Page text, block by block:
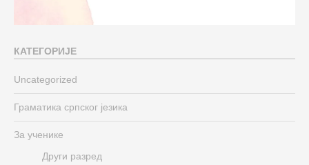
КАТЕГОРИЈЕ
Uncategorized
Граматика српског језика
За ученике
Други разред